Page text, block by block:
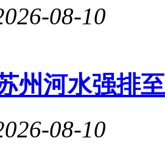
08-10
州河水强排
08-10